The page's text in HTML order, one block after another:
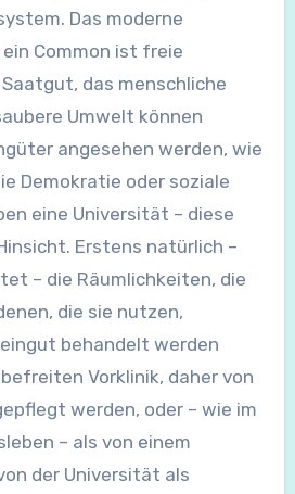
Das moderne
Common ist freie
das menschliche
Umwelt können
angesehen werden, wie
Demokratie oder soziale
eine Universität – diese
Erstens natürlich –
– die Räumlichkeiten, die
die sie nutzen,
behandelt werden
Vorklinik, daher von
werden, oder – wie im
– als von einem
der Universität als